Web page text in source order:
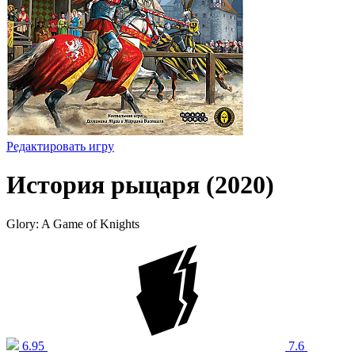
Редактировать игру
История рыцаря (2020)
Glory: A Game of Knights
6.95 7.6